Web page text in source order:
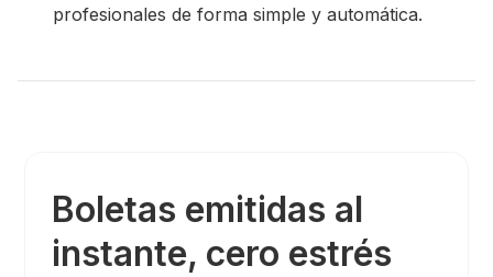
profesionales de forma simple y automática.
Boletas emitidas al
instante, cero estrés